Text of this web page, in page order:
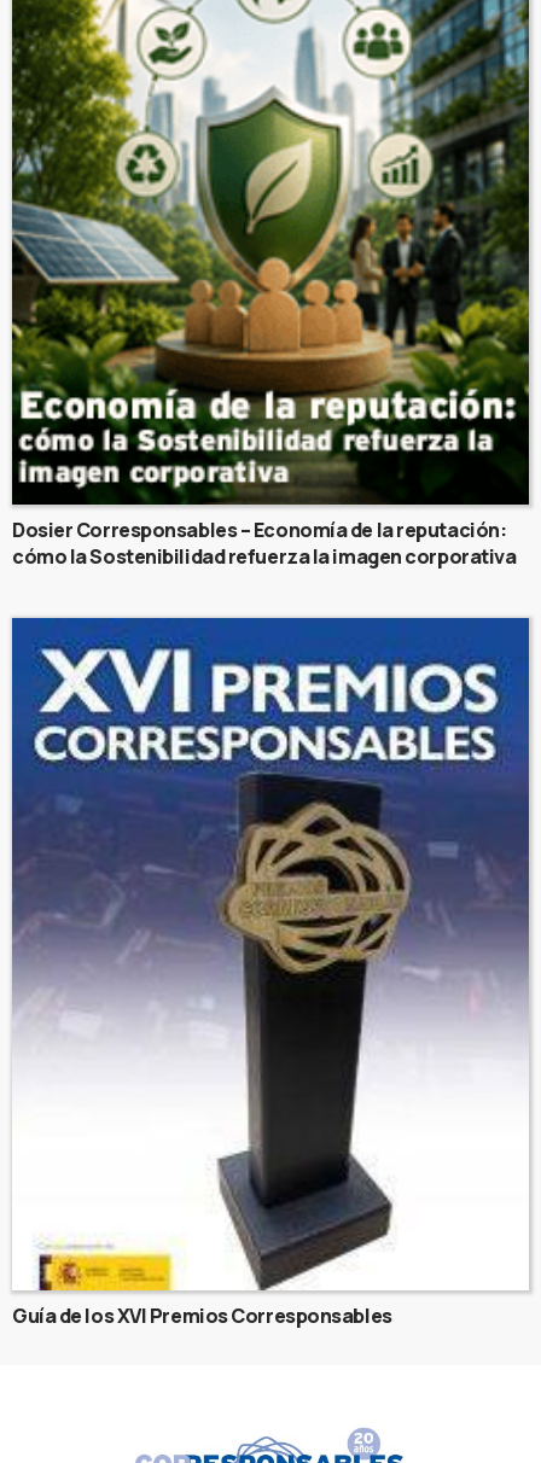
Dosier Corresponsables – Economía de la reputación:
cómo la Sostenibilidad refuerza la imagen corporativa
Guía de los XVI Premios Corresponsables